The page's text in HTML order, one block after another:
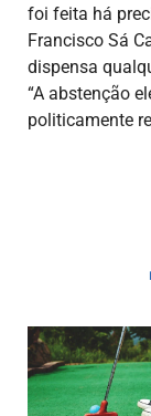
foi feita há
Francisco Sá
dispensa
“A abstenção
politicamente